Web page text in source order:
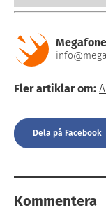
Fler artiklar om:
Dela på Facebook
Kommentera